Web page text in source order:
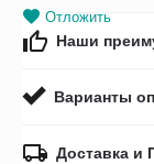
Отложить
Наши
Варианты
Доставка и